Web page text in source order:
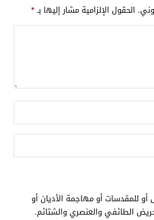
الحقول الإلزامية مشار إليها بـ*
أو للمقدسات أو مهاجمة الأديان أو
الطائفي والعنصري والشتائم.